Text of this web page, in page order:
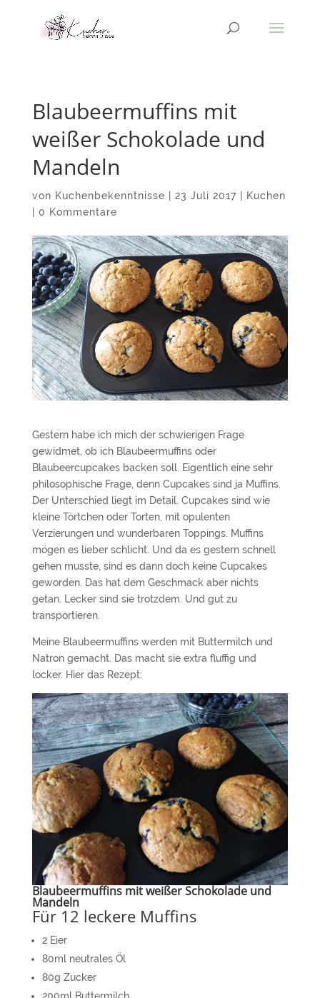
Blaubeermuffins mit
weißer Schokolade und
Mandeln
von Kuchenbekenntnisse 23 Juli 2017|
Kuchen
0 Kommentare
Gestern habe ich mich der schwierigen Frage
gewidmet, ob ich Blaubeermuffins oder
Blaubeercupcakes backen soll. Eigentlich eine sehr
philosophische Frage, denn Cupcakes sind ja Muffins.
Der Unterschied liegt im Detail. Cupcakes sind wie
kleine Törtchen oder Torten, mit opulenten
Verzierungen und wunderbaren Toppings. Muffins
mögen es lieber schlicht. Und da es gestern schnell
gehen musste, sind es dann doch keine Cupcakes
geworden. Das hat dem Geschmack aber nichts
getan. Lecker sind sie trotzdem. Und gut zu
transportieren.
Meine Blaubeermuffins werden mit Buttermilch und
Natron gemacht. Das macht sie extra fluffig und
locker. Hier das Rezept:
Blaubeermuffins mit weißer Schokolade und
Mandeln
Für 12 leckere Muffins
2 Eier
80ml neutrales Öl
80g Zucker
200ml Buttermilch